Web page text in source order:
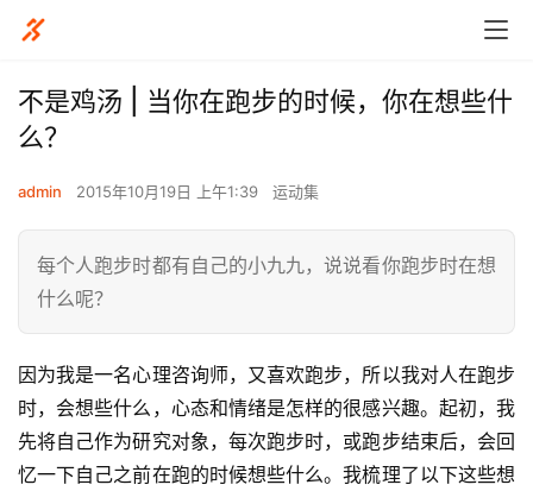
不是鸡汤 | 当你在跑步的时候，你在想些什
么？
admin 2015年10月19日 上午1:39 运动集
每个人跑步时都有自己的小九九，说说看你跑步时在想
什么呢？
因为我是一名心理咨询师，又喜欢跑步，所以我对人在跑步
时，会想些什么，心态和情绪是怎样的很感兴趣。起初，我
先将自己作为研究对象，每次跑步时，或跑步结束后，会回
忆一下自己之前在跑的时候想些什么。我梳理了以下这些想